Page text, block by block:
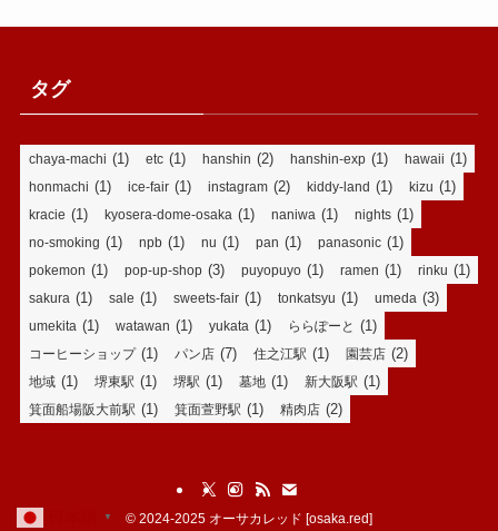
タグ
chaya-machi (1) etc (1) hanshin (2) hanshin-exp (1) hawaii (1)
honmachi (1) ice-fair (1) instagram (2) kiddy-land (1) kizu (1)
kracie (1) kyosera-dome-osaka (1) naniwa (1) nights (1)
no-smoking (1) npb (1) nu (1) pan (1) panasonic (1)
pokemon (1) pop-up-shop (3) puyopuyo (1) ramen (1) rinku (1)
sakura (1) sale (1) sweets-fair (1) tonkatsyu (1) umeda (3)
umekita (1) watawan (1) yukata (1) ららぽーと (1)
コーヒーショップ(1) パン店 (7) 住之江駅 (1) 園芸店 (2)
地域 (1) 堺東駅 (1) 堺駅 (1) 墓地 (1) 新大阪駅 (1)
箕面船場阪大前駅 (1) 箕面萱野駅 (1) 精肉店 (2)
© 2024-2025 オーサカレッド [osaka.red]
▼